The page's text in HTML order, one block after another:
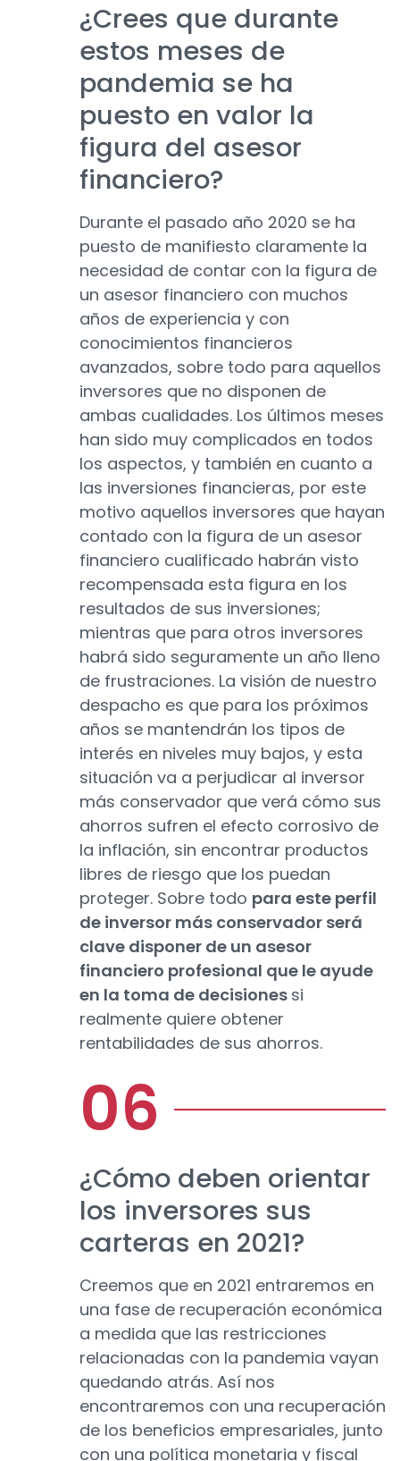
¿Crees que durante
estos meses de
pandemia se ha
puesto en valor la
figura del asesor
financiero?
Durante el pasado año 2020 se ha
puesto de manifiesto claramente la
necesidad de contar con la figura de
un asesor financiero con muchos
años de experiencia y con
conocimientos financieros
avanzados, sobre todo para aquellos
inversores que no disponen de
ambas cualidades. Los últimos meses
han sido muy complicados en todos
los aspectos, y también en cuanto a
las inversiones financieras, por este
motivo aquellos inversores que hayan
contado con la figura de un asesor
financiero cualificado habrán visto
recompensada esta figura en los
resultados de sus inversiones;
mientras que para otros inversores
habrá sido seguramente un año lleno
de frustraciones. La visión de nuestro
despacho es que para los próximos
años se mantendrán los tipos de
interés en niveles muy bajos, y esta
situación va a perjudicar al inversor
más conservador que verá cómo sus
ahorros sufren el efecto corrosivo de
la inflación, sin encontrar productos
libres de riesgo que los puedan
proteger. Sobre todo para este perfil
de inversor más conservador será
clave disponer de un asesor
financiero profesional que le ayude
en la toma de decisiones si
realmente quiere obtener
rentabilidades de sus ahorros.
¿Cómo deben orientar
los inversores sus
carteras en 2021?
Creemos que en 2021 entraremos en
una fase de recuperación económica
a medida que las restricciones
relacionadas con la pandemia vayan
quedando atrás. Así nos
encontraremos con una recuperación
de los beneficios empresariales, junto
con una política monetaria y fiscal